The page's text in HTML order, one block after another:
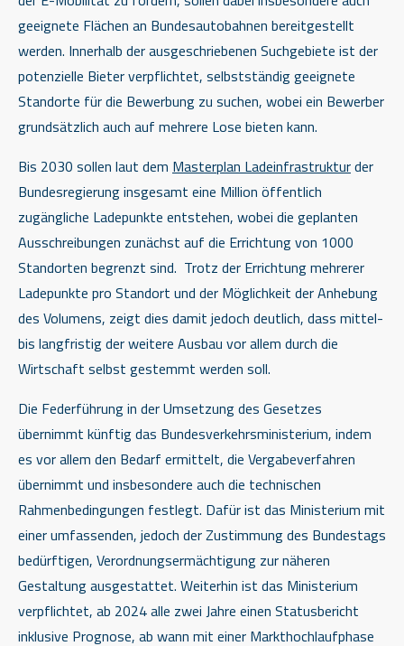
geeignete Flächen an Bundesautobahnen bereitgestellt
werden. Innerhalb der ausgeschriebenen Suchgebiete ist der
potenzielle Bieter verpflichtet, selbstständig geeignete
Standorte für die Bewerbung zu suchen, wobei ein Bewerber
grundsätzlich auch auf mehrere Lose bieten kann.
Bis 2030 sollen laut dem Masterplan Ladeinfrastrukturder
Bundesregierung insgesamt eine Million öffentlich
zugängliche Ladepunkte entstehen, wobei die geplanten
Ausschreibungen zunächst auf die Errichtung von 1000
Standorten begrenzt sind. Trotz der Errichtung mehrerer
Ladepunkte pro Standort und der Möglichkeit der Anhebung
des Volumens, zeigt dies damit jedoch deutlich, dass mittel-
bis langfristig der weitere Ausbau vor allem durch die
Wirtschaft selbst gestemmt werden soll.
Die Federführung in der Umsetzung des Gesetzes
übernimmt künftig das Bundesverkehrsministerium, indem
es vor allem den Bedarf ermittelt, die Vergabeverfahren
übernimmt und insbesondere auch die technischen
Rahmenbedingungen festlegt. Dafür ist das Ministerium mit
einer umfassenden, jedoch der Zustimmung des Bundestags
bedürftigen, Verordnungsermächtigung zur näheren
Gestaltung ausgestattet. Weiterhin ist das Ministerium
verpflichtet, ab 2024 alle zwei Jahre einen Statusbericht
inklusive Prognose, ab wann mit einer Markthochlaufphase